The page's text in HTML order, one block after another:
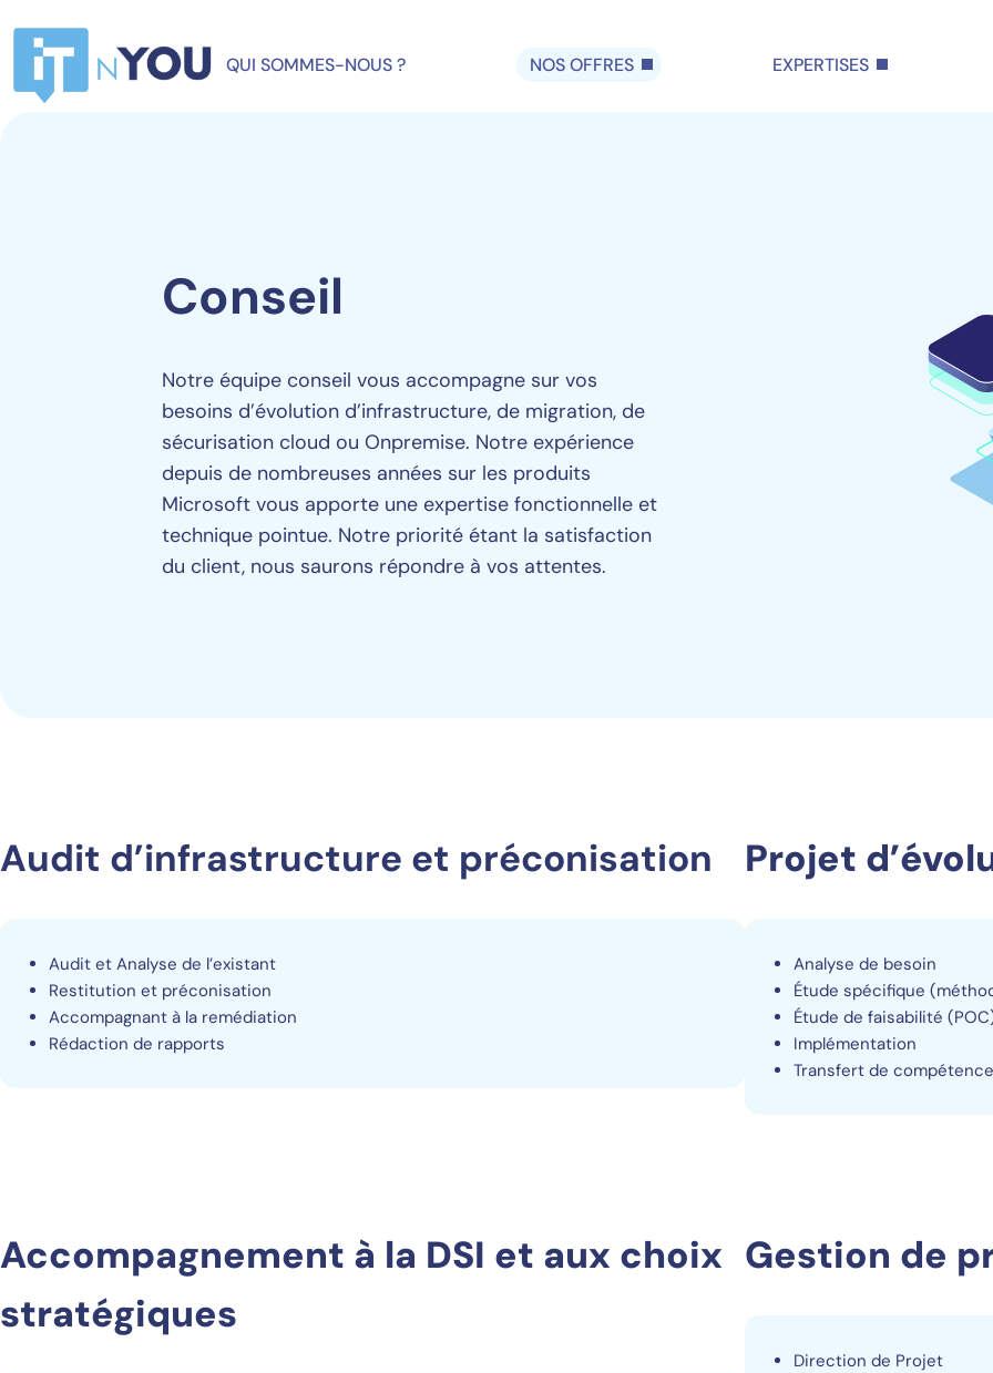
QUI SOMMES-NOUS ? NOS OFFRES EXPERTISES
Conseil
Notre équipe conseil vous accompagne sur vos
besoins d’évolution d’infrastructure, de migration, de
sécurisation cloud ou Onpremise. Notre expérience
depuis de nombreuses années sur les produits
Microsoft vous apporte une expertise fonctionnelle et
technique pointue. Notre priorité étant la satisfaction
du client, nous saurons répondre à vos attentes.
Audit d’infrastructure et préconisation
Audit et Analyse de l’existant
Restitution et préconisation
Accompagnant à la remédiation
Rédaction de rapports
Projet
Analyse de besoin
Étude spécifique
Étude de faisabilité
Implémentation
Transfert de
Accompagnement à la DSI et aux choix
stratégiques
Gestion de
Direction de Projet